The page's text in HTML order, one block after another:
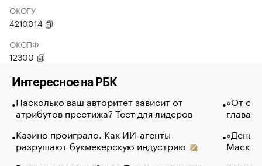
ОКОГУ
4210014
ОКОПФ
12300
Интересное на РБК
Насколько ваш авторитет зависит от
атрибутов престижа? Тест для лидеров
Казино проиграло. Как ИИ-агенты
разрушают букмекерскую индустрию
«От
глава
Маск в